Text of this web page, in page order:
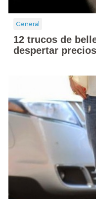
General
12 trucos de
despertar